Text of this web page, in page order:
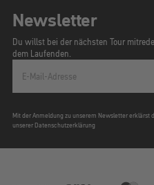
Newsletter
Du willst bei der nächsten Tour
dem Laufenden.
E-Mail-Adresse
Mit der Anmeldung zu unserem Newsletter erklärst
unserer Datenschutzerklärung